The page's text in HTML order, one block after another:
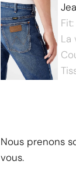
La
Nous prenons
vous.